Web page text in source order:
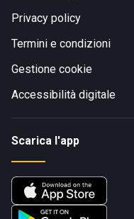
Privacy policy
Termini e condizioni
Gestione cookie
Accessibilità digitale
Scarica l'app